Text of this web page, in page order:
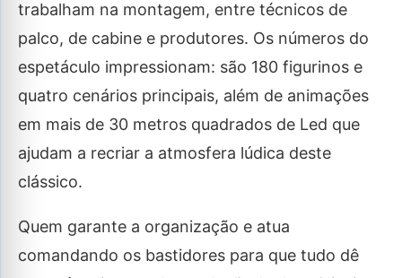
trabalham na montagem, entre técnicos de
palco, de cabine e produtores. Os números do
espetáculo impressionam: são 180 figurinos e
quatro cenários principais, além de animações
em mais de 30 metros quadrados de Led que
ajudam a recriar a atmosfera lúdica deste
clássico.
Quem garante a organização e atua
comandando os bastidores para que tudo dê